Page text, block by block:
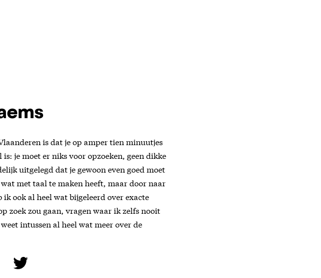
is dat je op amper tien minuutjes
je moet er niks voor opzoeken, geen dikke
uitgelegd dat je gewoon even goed moet
met taal te maken heeft, maar door naar
ook al heel wat bijgeleerd over exacte
zoek zou gaan, vragen waar ik zelfs nooit
intussen al heel wat meer over de